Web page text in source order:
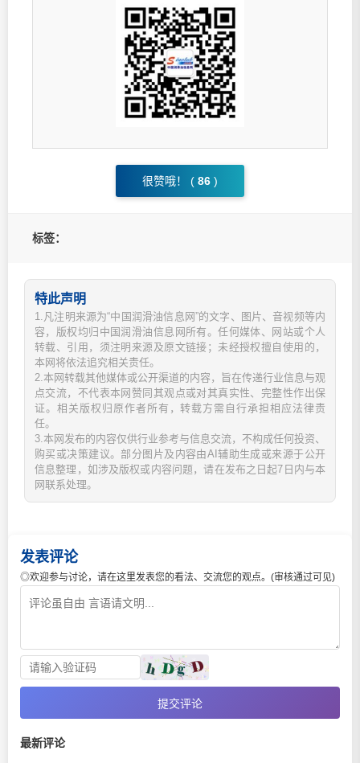
很赞哦！ ( 86 )
标签：
特此声明
1.凡注明来源为“中国润滑油信息网”的文字、图片、音视频等内
容，版权均归中国润滑油信息网所有。任何媒体、网站或个人
转载、引用，须注明来源及原文链接；未经授权擅自使用的，
本网将依法追究相关责任。
2.本网转载其他媒体或公开渠道的内容，旨在传递行业信息与观
点交流，不代表本网赞同其观点或对其真实性、完整性作出保
证。相关版权归原作者所有，转载方需自行承担相应法律责
任。
3.本网发布的内容仅供行业参考与信息交流，不构成任何投资、
购买或决策建议。部分图片及内容由AI辅助生成或来源于公开
信息整理，如涉及版权或内容问题，请在发布之日起7日内与本
网联系处理。
发表评论
◎欢迎参与讨论，请在这里发表您的看法、交流您的观点。(审核通过可见)
提交评论
最新评论